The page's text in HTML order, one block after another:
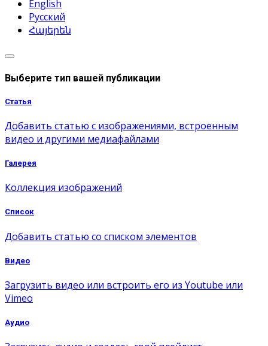
English
Русский
Հայերեն
Выберите тип вашей публикации
Статья
Добавить статью с изображениями, встроенным
видео и другими медиафайлами
Галерея
Коллекция изображений
Список
Добавить статью со списком элементов
Видео
Загрузить видео или встроить его из Youtube или
Vimeo
Аудио